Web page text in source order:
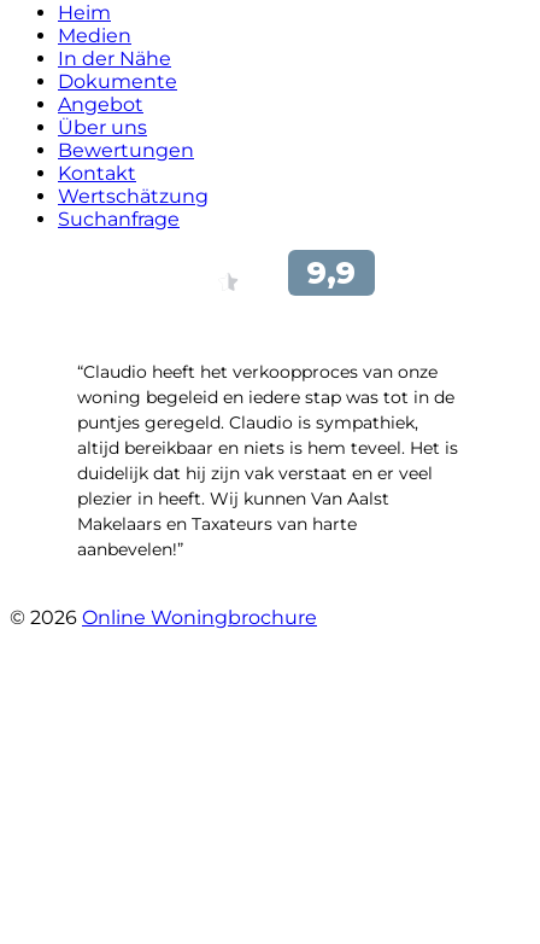
Heim
Medien
In der Nähe
Dokumente
Angebot
Über uns
Bewertungen
Kontakt
Wertschätzung
Suchanfrage
“Claudio heeft het verkoopproces van onze
woning begeleid en iedere stap was tot in de
puntjes geregeld. Claudio is sympathiek,
altijd bereikbaar en niets is hem teveel. Het is
duidelijk dat hij zijn vak verstaat en er veel
plezier in heeft. Wij kunnen Van Aalst
Makelaars en Taxateurs van harte
aanbevelen!”
© 2026 Online Woningbrochure